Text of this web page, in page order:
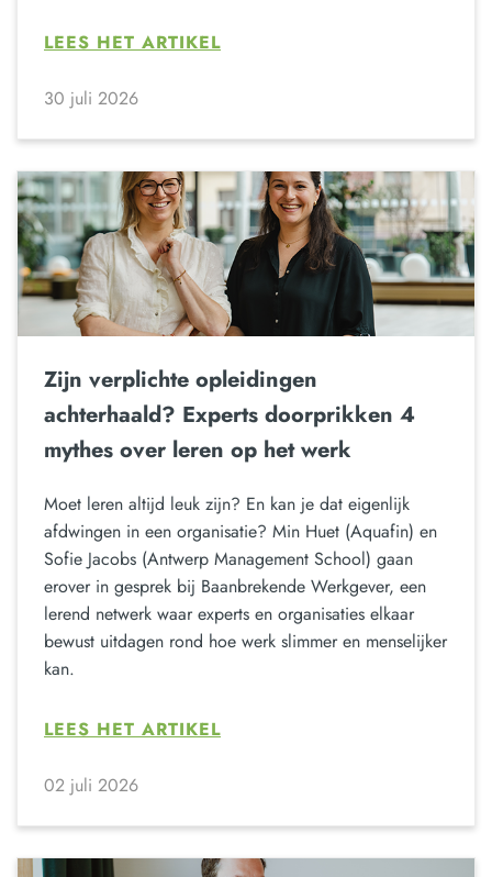
LEES HET ARTIKEL
30 juli 2026
Zijn verplichte opleidingen
achterhaald? Experts doorprikken 4
mythes over leren op het werk
Moet leren altijd leuk zijn? En kan je dat eigenlijk
afdwingen in een organisatie? Min Huet (Aquafin) en
Sofie Jacobs (Antwerp Management School) gaan
erover in gesprek bij Baanbrekende Werkgever, een
lerend netwerk waar experts en organisaties elkaar
bewust uitdagen rond hoe werk slimmer en menselijker
kan.
LEES HET ARTIKEL
02 juli 2026